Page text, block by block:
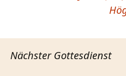
Nächster Gottesdienst